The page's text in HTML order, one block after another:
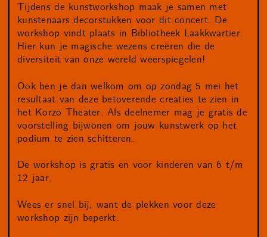
Tijdens de kunstworkshop maak je samen met
kunstenaars decorstukken voor dit concert. De
workshop vindt plaats in Bibliotheek Laakkwartier.
Hier kun je magische wezens creëren die de
diversiteit van onze wereld weerspiegelen!
Ook ben je dan welkom om op zondag 5 mei het
resultaat van deze betoverende creaties te zien in
het Korzo Theater. Als deelnemer mag je gratis de
voorstelling bijwonen om jouw kunstwerk op het
podium te zien schitteren.
De workshop is gratis en voor kinderen van 6 t/m
12 jaar.
Wees er snel bij, want de plekken voor deze
workshop zijn beperkt.